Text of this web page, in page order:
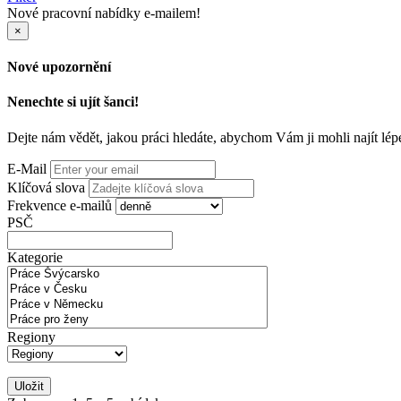
Nové pracovní nabídky e-mailem!
×
Nové upozornění
Nenechte si ujít šanci!
Dejte nám vědět, jakou práci hledáte, abychom Vám ji mohli najít
E-Mail
Klíčová slova
Frekvence e-mailů
PSČ
Kategorie
Regiony
Uložit